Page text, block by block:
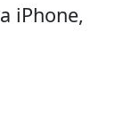
iPhone,